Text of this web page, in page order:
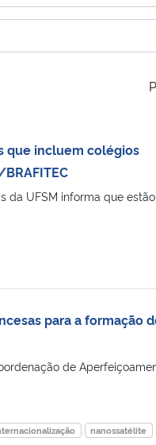
que incluem colégios
da UFSM informa que estão
para a formação
de
nanossatélite